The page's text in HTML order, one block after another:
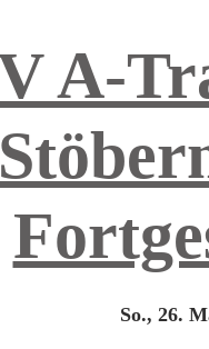
A-
So., 26.